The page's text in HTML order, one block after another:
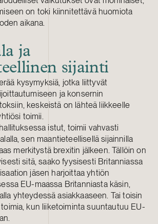
on toki kiinnitettävä huomiota
aikana.
ja
sijainti
kysymyksiä, jotka liittyvät
ja konsernin
keskeistä on lähteä liikkeelle
toimii.
istut, toimii vahvasti
sen maantieteellisellä sijainnilla
merkitystä brexitin jälkeen. Tällöin on
sitä, saako fyysisesti Britanniassa
jäsen harjoittaa yhtiön
EU-maassa Britanniasta käsin,
yhteydessä asiakkaaseen. Tai toisin
kun liiketoiminta suuntautuu EU-